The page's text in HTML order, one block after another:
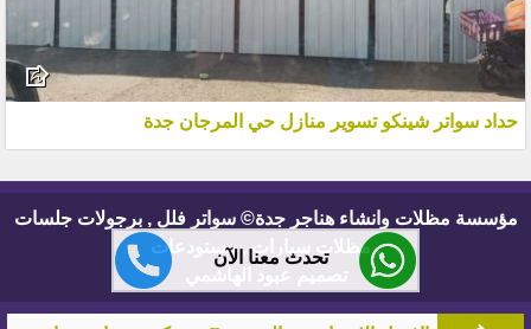
تحدث معنا الآن
حداد سواتر شينكو تسوير منازل حي المرجان جدة
مؤسسة مظلات وانشاء هناجر جدة© سواتر فلل , برجولات جلسات
, مظلات سيارات , مستودعات